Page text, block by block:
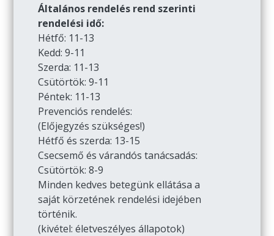
Általános rendelés rend szerinti
rendelési idő:
Hétfő: 11-13
Kedd: 9-11
Szerda: 11-13
Csütörtök: 9-11
Péntek: 11-13
Prevenciós rendelés:
(Előjegyzés szükséges!)
Hétfő és szerda: 13-15
Csecsemő és várandós tanácsadás:
Csütörtök: 8-9
Minden kedves betegünk ellátása a
saját körzetének rendelési idejében
történik.
(kivétel: életveszélyes állapotok)